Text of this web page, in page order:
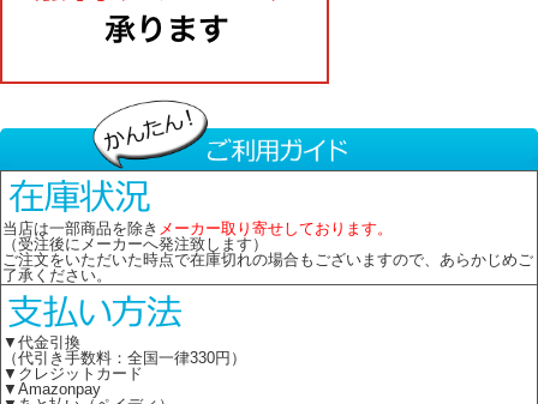
当店は一部商品を除き メーカー取り寄せしております。
（受注後にメーカーへ発注致します）
ご注文をいただいた時点で在庫切れの場合もございますので、あらかじめご
了承ください。
▼代金引換
（代引き手数料：全国一律330円）
▼クレジットカード
▼Amazonpay